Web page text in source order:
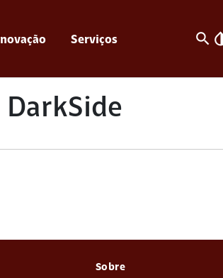
Inovação Serviços search
DarkSide
Sobre